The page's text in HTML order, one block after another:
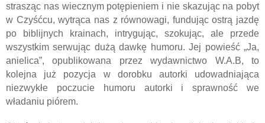
strasząc nas wiecznym potępieniem i nie skazując na pobyt
w Czyśćcu, wytrąca nas z równowagi, fundując ostrą jazdę
po biblijnych krainach, intrygując, szokując, ale przede
wszystkim serwując dużą dawkę humoru. Jej powieść „Ja,
anielica”, opublikowana przez wydawnictwo W.A.B, to
kolejna już pozycja w dorobku autorki udowadniająca
niezwykłe poczucie humoru autorki i sprawność we
władaniu piórem.